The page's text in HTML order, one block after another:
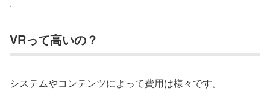
VRって高いの？
システムやコンテンツによって費用は様々です。